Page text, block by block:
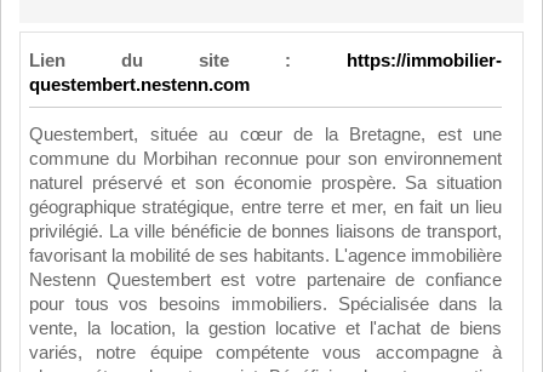
Lien du site :
https://immobilier-
questembert.nestenn.com
Questembert, située au cœur de la Bretagne, est une
commune du Morbihan reconnue pour son environnement
naturel préservé et son économie prospère. Sa situation
géographique stratégique, entre terre et mer, en fait un lieu
privilégié. La ville bénéficie de bonnes liaisons de transport,
favorisant la mobilité de ses habitants. L'agence immobilière
Nestenn Questembert est votre partenaire de confiance
pour tous vos besoins immobiliers. Spécialisée dans la
vente, la location, la gestion locative et l'achat de biens
variés, notre équipe compétente vous accompagne à